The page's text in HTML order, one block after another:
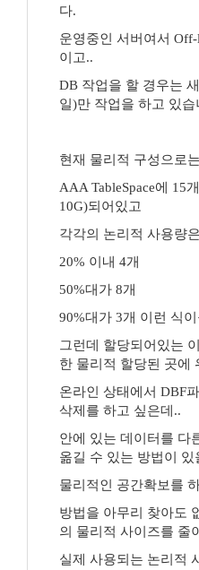
다.
운영중인 서버여서
이고..
DB 작업을 할 경우는
일)만 작업을 하고 있습
현재 물리적 구성으로는
AAA TableSpace에 15
10G)되어있고
각각의 논리적 사용량은
20% 이내 4개
50%대가 8개
90%대가 3개 이런 식
그런데 할당되어있는
한 물리적 할당된 곳에
온라인 상태에서 DBF
삭제를 하고 싶은데..
안에 있는 데이터를 다
옮길 수 있는 방법이 있
물리적인 공간확보를
방법을 아무리 찾아도
의 물리적 사이즈를 줄
실제 사용되는 논리적